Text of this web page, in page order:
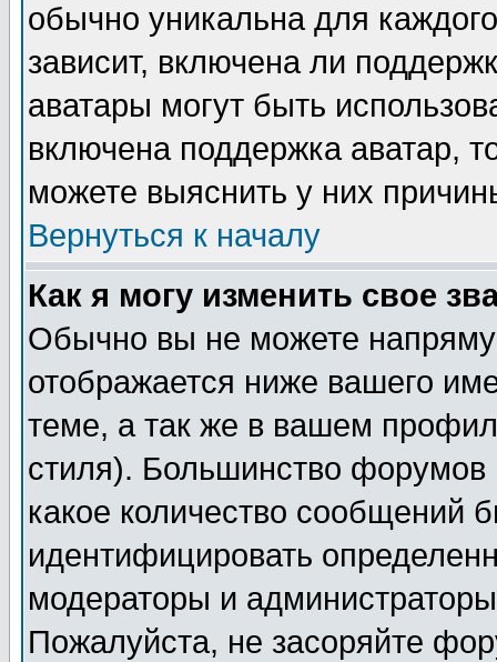
обычно уникальна для
зависит, включена ли
аватары могут быть
включена поддержка аватар,
можете выяснить у них
Вернуться к началу
Как я могу изменить свое
Обычно вы не можете
отображается ниже вашего
теме, а так же в вашем
стиля). Большинство форумов
какое количество сообщений
идентифицировать
модераторы и
Пожалуйста, не засоряйте